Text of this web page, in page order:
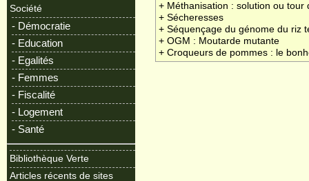
Société
- Démocratie
- Education
- Egalités
- Femmes
- Fiscalité
- Logement
- Santé
Bibliothèque Verte
Articles récents de sites
+ Méthanisation : solution ou tour
+ Sécheresses
+ Séquençage du génome du riz
+ OGM : Moutarde mutante
+ Croqueurs de pommes : le